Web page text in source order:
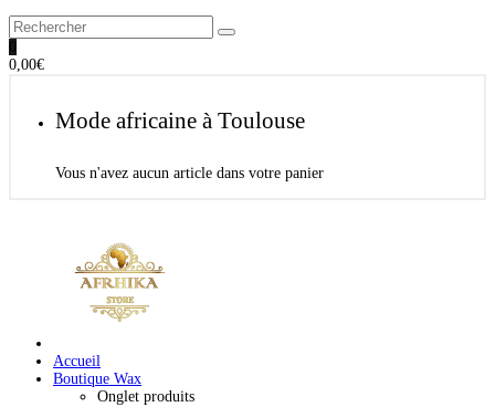
0
0,00€
Mode africaine à Toulouse
Vous n'avez aucun article dans votre panier
Accueil
Boutique Wax
Onglet produits